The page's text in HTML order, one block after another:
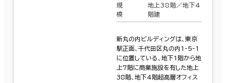
規
模
地上38階／地下4
階建
新丸の内ビルディングは、東京
駅正面、千代田区丸の内1-5-1
に位置している、地下1階から地
上7階に商業施設を有した地上
38階、地下4階超高層オフィス